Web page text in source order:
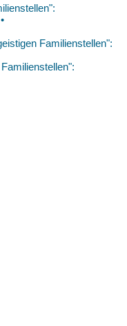
•
Familienstellen":